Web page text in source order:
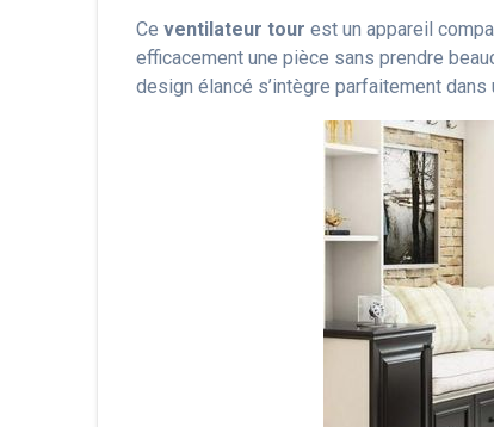
Ceventilateur tour est un appareil
efficacement une pièce sans prendre
design élancé s’intègre parfaitement dans